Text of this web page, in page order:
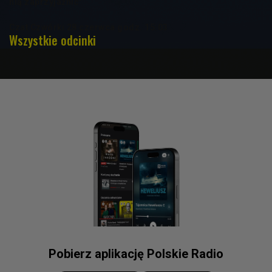
Wszystkie odcinki
Pobierz aplikację Polskie Radio